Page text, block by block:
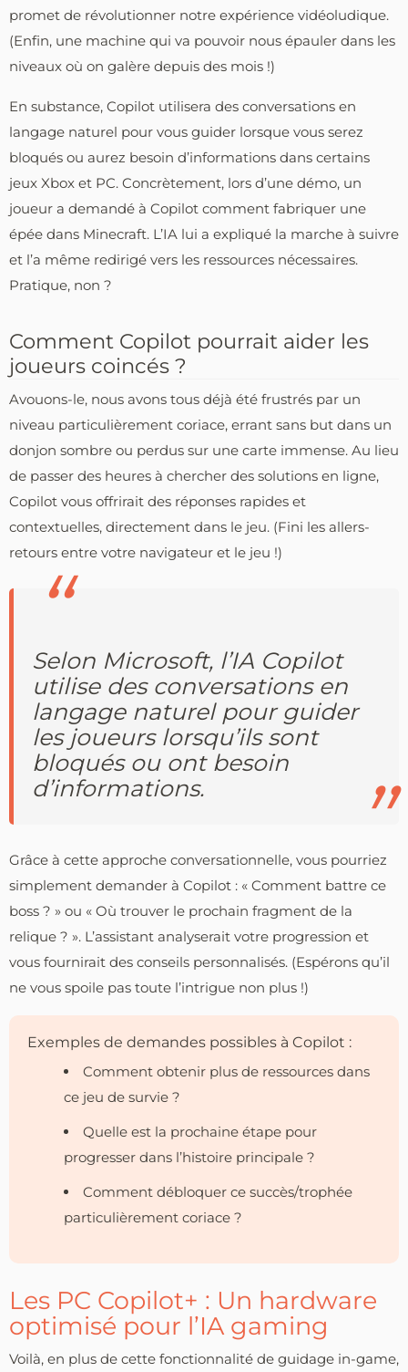
promet de révolutionner notre expérience vidéoludique.
(Enfin, une machine qui va pouvoir nous épauler dans les
niveaux où on galère depuis des mois !)
En substance, Copilot utilisera des conversations en
langage naturel pour vous guider lorsque vous serez
bloqués ou aurez besoin d’informations dans certains
jeux Xbox et PC. Concrètement, lors d’une démo, un
joueur a demandé à Copilot comment fabriquer une
épée dans Minecraft. L’IA lui a expliqué la marche à suivre
et l’a même redirigé vers les ressources nécessaires.
Pratique, non ?
Comment Copilot pourrait aider les
joueurs coincés ?
Avouons-le, nous avons tous déjà été frustrés par un
niveau particulièrement coriace, errant sans but dans un
donjon sombre ou perdus sur une carte immense. Au lieu
de passer des heures à chercher des solutions en ligne,
Copilot vous offrirait des réponses rapides et
contextuelles, directement dans le jeu. (Fini les allers-
retours entre votre navigateur et le jeu !)
Selon Microsoft, l’IA Copilot
utilise des conversations en
langage naturel pour guider
les joueurs lorsqu’ils sont
bloqués ou ont besoin
d’informations.
Grâce à cette approche conversationnelle, vous pourriez
simplement demander à Copilot : « Comment battre ce
boss ? » ou « Où trouver le prochain fragment de la
relique ? ». L’assistant analyserait votre progression et
vous fournirait des conseils personnalisés. (Espérons qu’il
ne vous spoile pas toute l’intrigue non plus !)
Exemples de demandes possibles à Copilot :
Comment obtenir plus de ressources dans
ce jeu de survie ?
Quelle est la prochaine étape pour
progresser dans l’histoire principale ?
Comment débloquer ce succès/trophée
particulièrement coriace ?
Les PC Copilot+ : Un hardware
optimisé pour l’IA gaming
Voilà, en plus de cette fonctionnalité de guidage in-game,